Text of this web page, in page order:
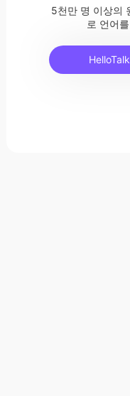
5천만 명 이상의
로 언어